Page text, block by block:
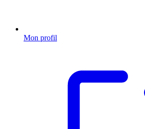
Mon profil